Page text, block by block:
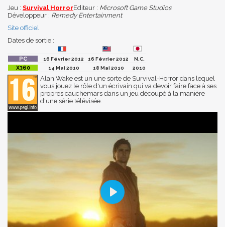
Jeu : Survival HorrorEditeur : Microsoft Game Studios
Développeur : Remedy Entertainment
Site officiel
Dates de sortie :
16 Février 2012 16 Février 2012
N.C.
14 Mai 2010
18 Mai 2010 2010
Alan Wake est un une sorte de Survival-Horror dans lequel
vous jouez le rôle d'un écrivain qui va devoir faire face à ses
propres cauchemars dans un jeu découpé à la manière
d'une série télévisée.